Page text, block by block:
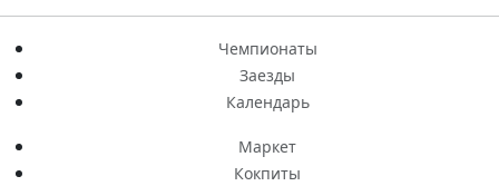
Чемпионаты
Заезды
Календарь
Маркет
Кокпиты